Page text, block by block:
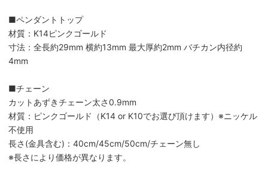
■ペンダントトップ
材質：K14ピンクゴールド
寸法：全長約29mm 横約13mm 最大厚約2mm バチカン内径約
4mm
■チェーン
カットあずきチェーン太さ0.9mm
材質：ピンクゴールド（K14 or K10でお選び頂けます）※ニッケル
不使用
長さ(金具含む)：40cm/45cm/50cm/チェーン無し
※長さにより価格が異なります。